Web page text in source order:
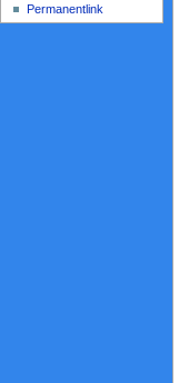
Permanentlink